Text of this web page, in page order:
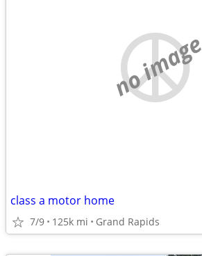
no image
class a motor home
7/9 125k mi Grand Rapids